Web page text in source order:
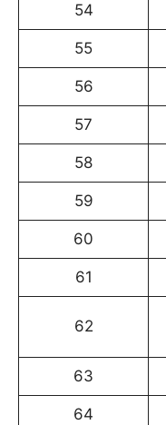
54
55
56
57
58
59
60
61
62
63
64